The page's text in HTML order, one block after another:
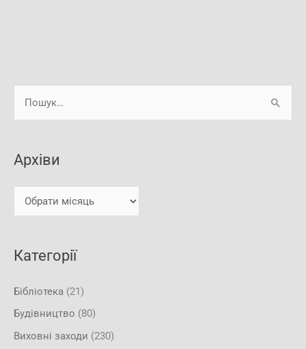
а
т
Архіви
Категорії
Бібліотека (21)
Будівництво (80)
Виховні заходи (230)